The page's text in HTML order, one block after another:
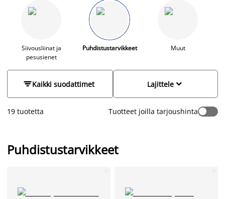
Pyykkipoikien avulla pidät pyykit kuivaustelineessä paikallaan.
Teippiharjalla puolestaan puhdistat karvat vaatteista. Lisäksi
valikoimastamme löytyy myös rikkalapiot ja -harjat, tiskivadit
ja ämpärit. Tutustu valikoimamme verkossa tai lähimmässä
JYSK-myymälässäsi.
Siivousliinat ja
pesusienet
Puhdistustarvikkeet Muut
Kaikki suodattimet 
Lajittele
19 tuotetta Tuotteet joilla tarjoushinta
Puhdistustarvikkeet